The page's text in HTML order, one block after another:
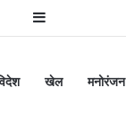
Sidebar
खेल मनोरंजन